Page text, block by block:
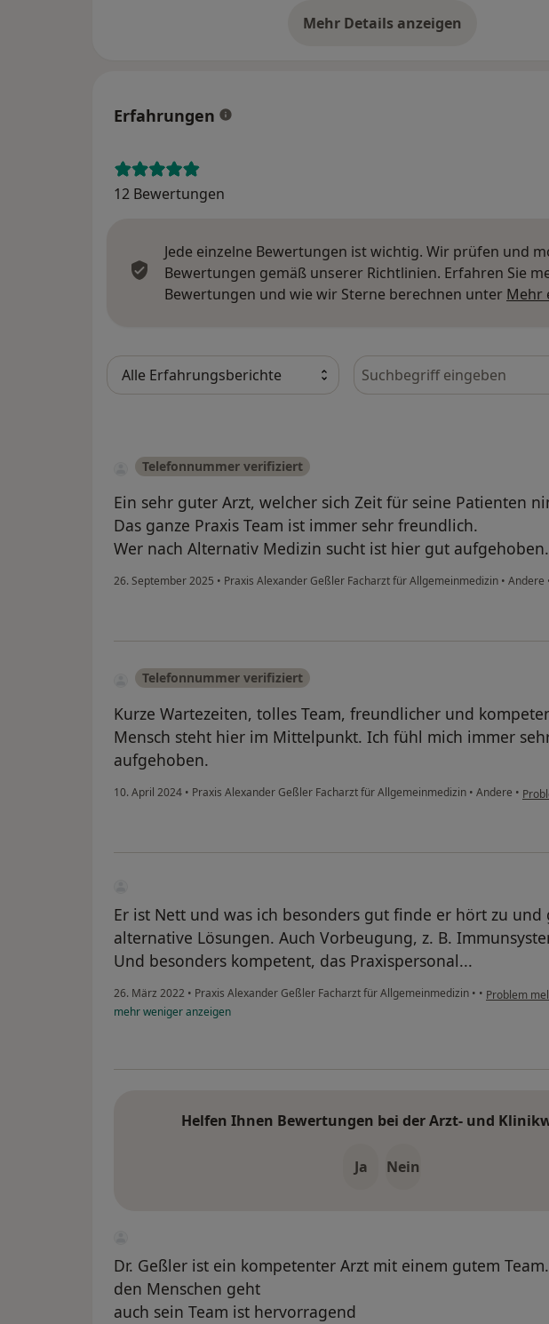
Mehr Details anzeigen
über die Adresse
Erfahrungen
12 Bewertungen
Jede einzelne Bewertungen ist wichtig. Wir prüfen und
Bewertungen gemäß unserer Richtlinien. Erfahren Sie
Bewertungen und wie wir Sterne berechnen unter Mehr
Bewertungen durchsuchen
Telefonnummer verifiziert
Ein sehr guter Arzt, welcher sich Zeit für seine Patienten
Das ganze Praxis Team ist immer sehr freundlich.
Wer nach Alternativ Medizin sucht ist hier gut aufgehoben.
26. September 2025 • Praxis Alexander Geßler Facharzt für Allgemeinmedizin • Andere
Telefonnummer verifiziert
Kurze Wartezeiten, tolles Team, freundlicher und
Mensch steht hier im Mittelpunkt. Ich fühl mich immer
aufgehoben.
10. April 2024 • Praxis Alexander Geßler Facharzt für Allgemeinmedizin • Andere •
Er ist Nett und was ich besonders gut finde er hört zu und
alternative Lösungen. Auch Vorbeugung, z. B.
Und besonders kompetent, das Praxispersonal...
26. März 2022 • Praxis Alexander Geßler Facharzt für Allgemeinmedizin • • Problem
mehrwenigeranzeigen
Helfen Ihnen Bewertungen bei der Arzt- und
Ja Nein
Dr. Geßler ist ein kompetenter Arzt mit einem gutem
den Menschen geht
auch sein Team ist hervorragend